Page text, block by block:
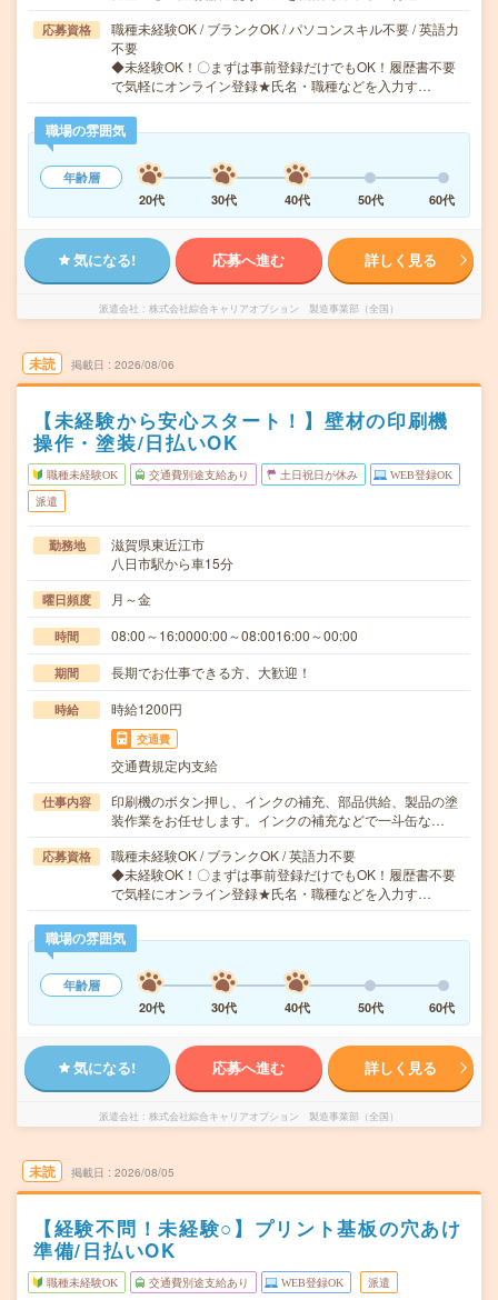
応募資格
職種未経験OK / ブランクOK / パソコンスキル不要 / 英語力
不要
◆未経験OK！〇まずは事前登録だけでもOK！履歴書不要
で気軽にオンライン登録★氏名・職種などを入力す…
職場の雰囲気
年齢層
20代
30代 40代 50代 60代
気になる! 応募へ進む 詳しく見る
派遣会社 株式会社綜合キャリアオプション 製造事業部（全国）
未読 掲載日 2026/08/06
【未経験から安心スタート！】壁材の印刷機
操作・塗装/日払いOK
職種未経験OK 交通費別途支給あり 土日祝日が休み WEB登録OK
派遣
勤務地
滋賀県東近江市
八日市駅から車15分
曜日頻度 月～金
時間 08:00～16:0000:00～08:0016:00～00:00
期間 長期でお仕事できる方、大歓迎！
時給 時給1200円
交通費
交通費規定内支給
仕事内容
印刷機のボタン押し、インクの補充、部品供給、製品の塗
装作業をお任せします。インクの補充などで一斗缶な…
応募資格
職種未経験OK / ブランクOK / 英語力不要
◆未経験OK！〇まずは事前登録だけでもOK！履歴書不要
で気軽にオンライン登録★氏名・職種などを入力す…
職場の雰囲気
年齢層
20代
30代 40代 50代 60代
気になる! 応募へ進む 詳しく見る
派遣会社 株式会社綜合キャリアオプション 製造事業部（全国）
未読 掲載日 2026/08/05
【経験不問！未経験○】プリント基板の穴あけ
準備/日払いOK
職種未経験OK 交通費別途支給あり WEB登録OK 派遣